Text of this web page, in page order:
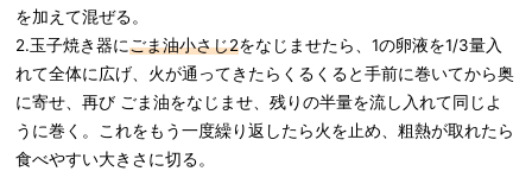
を加えて混ぜる。
2.玉子焼き器にごま油小さじ2をなじませたら、1の卵液を1/3量入
れて全体に広げ、火が通ってきたらくるくると手前に巻いてから奥
に寄せ、再び ごま油をなじませ、残りの半量を流し入れて同じよ
うに巻く。これをもう一度繰り返したら火を止め、粗熱が取れたら
食べやすい大きさに切る。